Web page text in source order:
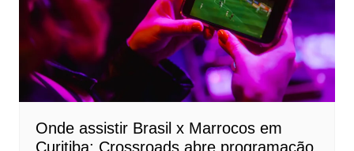
Onde assistir Brasil x Marrocos em
Curitiba: Crossroads abre programação